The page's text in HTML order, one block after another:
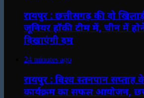
रायपुर : छत्तीसगढ़ की दो
जूनियर हॉकी टीम में, चीन में
दिखाएंगी दम
24 minutes ago
रायपुर : विश्व स्तनपान सप्ताह
कार्यक्रम का सफल आयोजन,